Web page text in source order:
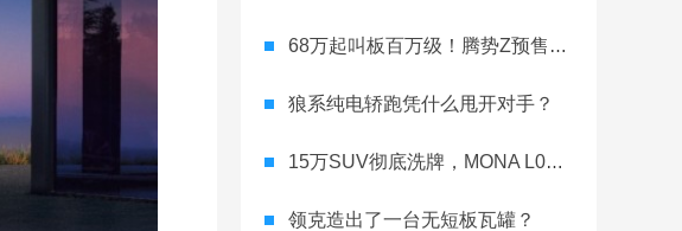
68万起叫板百万级！腾势Z预售开启
狼系纯电轿跑凭什么甩开对手？
15万SUV彻底洗牌，MONA L03直接降维打击
领克造出了一台无短板瓦罐？